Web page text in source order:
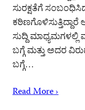
ಸುರಕ್ಷತೆಗೆ
ಸುದ್ದಿ
ಬಗ್ಗೆ ಮತ್ತು ಅದರ
ಬಗ್ಗೆ…
Read More ›